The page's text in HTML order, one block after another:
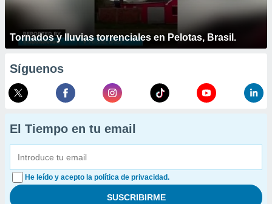
Tornados y lluvias torrenciales en Pelotas, Brasil.
Síguenos
El Tiempo en tu email
He leído y acepto la política de privacidad.